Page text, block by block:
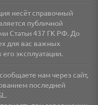
несёт справочный
публичной
Статьи 437 ГК РФ. До
для вас важных
его эксплуатации.
нам через сайт,
последней